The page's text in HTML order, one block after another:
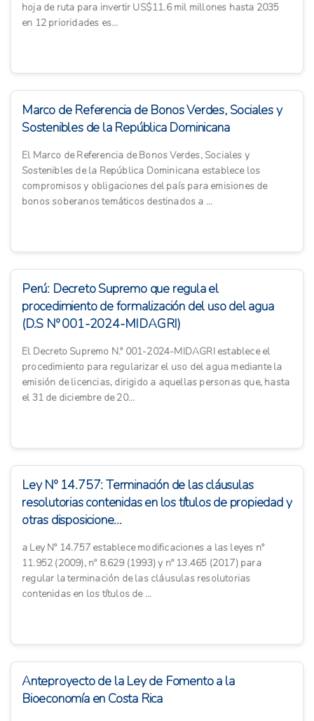
hoja de ruta para invertir US$11.6 mil millones hasta 2035
en 12 prioridades es...
Marco de Referencia de Bonos Verdes, Sociales y
Sostenibles de la República Dominicana
El Marco de Referencia de Bonos Verdes, Sociales y
Sostenibles de la República Dominicana establece los
compromisos y obligaciones del país para emisiones de
bonos soberanos temáticos destinados a ...
Perú: Decreto Supremo que regula el
procedimiento de formalización del uso del agua
(D.S Nº 001-2024-MIDAGRI)
El Decreto Supremo N.º 001-2024-MIDAGRI establece el
procedimiento para regularizar el uso del agua mediante la
emisión de licencias, dirigido a aquellas personas que, hasta
el 31 de diciembre de 20...
Ley Nº 14.757: Terminación de las cláusulas
resolutorias contenidas en los títulos de propiedad y
otras disposicione...
a Ley Nº 14.757 establece modificaciones a las leyes nº
11.952 (2009), nº 8.629 (1993) y nº 13.465 (2017) para
regular la terminación de las cláusulas resolutorias
contenidas en los títulos de ...
Anteproyecto de la Ley de Fomento a la
Bioeconomía en Costa Rica